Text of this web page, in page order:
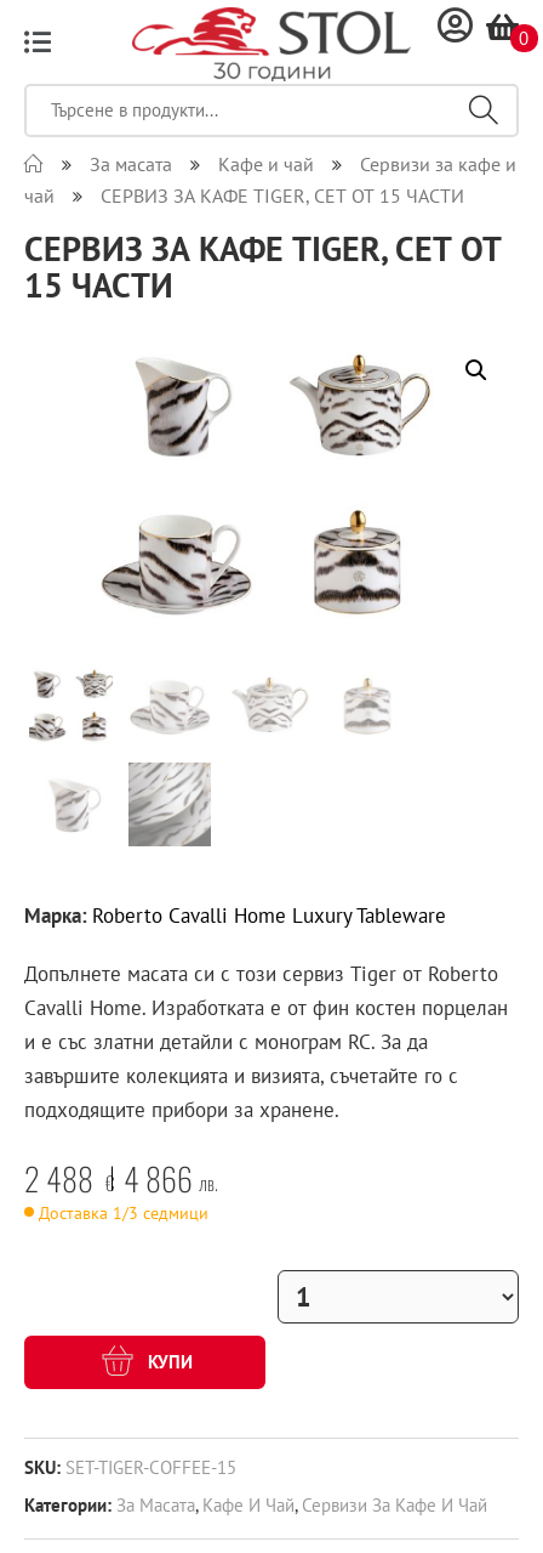
0
За масата Кафе и чай
Сервизи за кафе и
чай
СЕРВИЗ ЗА КАФЕ TIGER, СЕТ ОТ 15 ЧАСТИ
СЕРВИЗ ЗА КАФЕ TIGER, СЕТ ОТ
15 ЧАСТИ
Марка: Roberto Cavalli Home Luxury Tableware
Допълнете масата си с този сервиз Tiger от Roberto
Cavalli Home. Изработката е от фин костен порцелан
и е със златни детайли с монограм RC. За да
завършите колекцията и визията, съчетайте го с
подходящите прибори за хранене.
2 488 € 4 866 лв.
Доставка 1/3 седмици
КУПИ
SKU: SET-TIGER-COFFEE-15
Категории: За Масата, Кафе И Чай, Сервизи За Кафе И Чай